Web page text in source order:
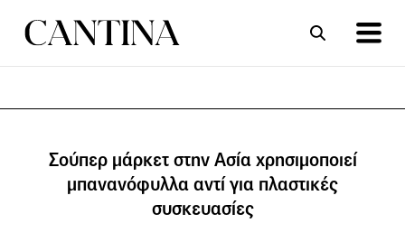
Σούπερ μάρκετ στην Ασία χρησιμοποιεί
μπανανόφυλλα αντί για πλαστικές
συσκευασίες